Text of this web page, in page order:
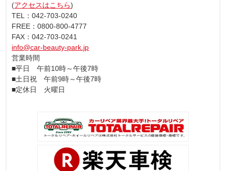
(アクセスはこちら)
TEL：042-703-0240
FREE：0800-800-4777
FAX：042-703-0241
info@car-beauty-park.jp
営業時間
■平日 午前10時～午後7時
■土日祝 午前9時～午後7時
■定休日 火曜日